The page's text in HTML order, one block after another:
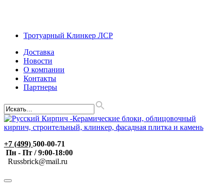
Тротуарный Клинкер ЛСР
Доставка
Новости
О компании
Контакты
Партнеры
+7 (499) 500-00-71
Пн - Пт / 9:00-18:00
Russbrick@mail.ru